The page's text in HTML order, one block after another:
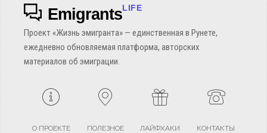
EmigrantsLIFE
Проект «Жизнь эмигранта» — единственная в Рунете,
ежедневно обновляемая платформа, авторских
материалов об эмиграции.
О ПРОЕКТЕ ПОЛЕЗНОЕ ЛАЙФХАКИ КОНТАКТЫ